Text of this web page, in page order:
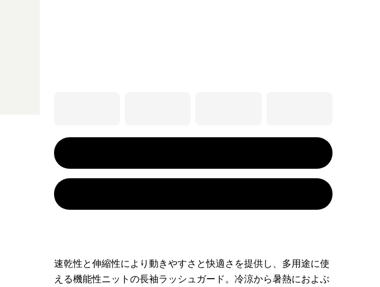
速乾性と伸縮性により動きやすさと快適さを提供し、多用途に使
える機能性ニットの長袖ラッシュガード。冷涼から暑熱におよぶ